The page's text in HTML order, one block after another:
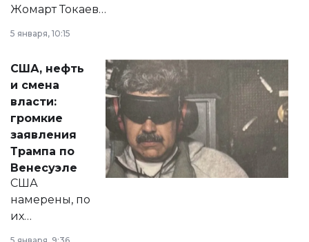
Жомарт Токаев
сразу несколько
актуальных тем —
от слухов о
политических
реформах до
вопросов армии,
экономики и
личного здоровья.
5 января, 10:15
США, нефть
и смена
власти:
громкие
заявления
Трампа по
Венесуэле
США
намерены, по
их